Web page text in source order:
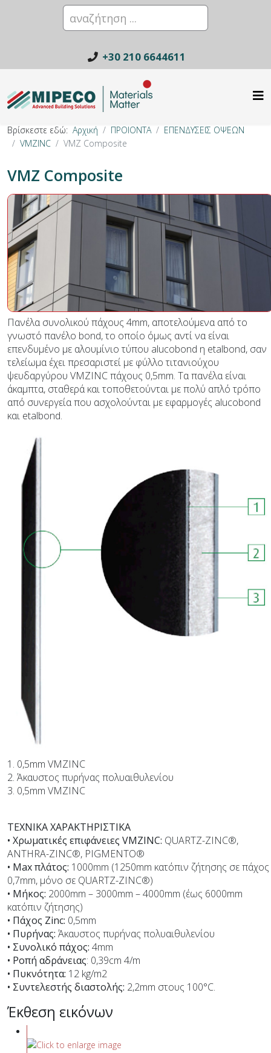
+30 210 6644611
Βρίσκεστε εδώ: Αρχική ΠΡΟΙΟΝΤΑ
ΕΠΕΝΔΥΣΕΙΣ ΟΨΕΩΝ
VMZINC
VMZ Composite
VMZ Composite
Πανέλα συνολικού πάχους 4mm, αποτελούμενα από το
γνωστό πανέλο bond, το οποίο όμως αντί να είναι
επενδυμένο με αλουμίνιο τύπου alucobond η etalbond, σαν
τελείωμα έχει πρεσαριστεί με φύλλο τιτανιούχου
ψευδαργύρου VMZINC πάχους 0,5mm. Τα πανέλα είναι
άκαμπτα, σταθερά και τοποθετούνται με πολύ απλό τρόπο
από συνεργεία που ασχολούνται με εφαρμογές alucobond
και etalbond.
1. 0,5mm VMZINC
2. Άκαυστος πυρήνας πολυαιθυλενίου
3. 0,5mm VMZINC
ΤΕΧΝΙΚΑ ΧΑΡΑΚΤΗΡΙΣΤΙΚΑ
• Χρωματικές επιφάνειες VMZINC: QUARTZ-ZINC®,
ANTHRA-ZINC®, PIGMENTO®
• Max πλάτος: 1000mm (1250mm κατόπιν ζήτησης σε πάχος
0,7mm, μόνο σε QUARTZ-ZINC®)
• Μήκος: 2000mm – 3000mm – 4000mm (έως 6000mm
κατόπιν ζήτησης)
• Πάχος Zinc: 0,5mm
• Πυρήνας: Άκαυστος πυρήνας πολυαιθυλενίου
• Συνολικό πάχος: 4mm
• Ροπή αδράνειας: 0,39cm 4/m
• Πυκνότητα: 12 kg/m2
• Συντελεστής διαστολής: 2,2mm στους 100°C.
Έκθεση εικόνων